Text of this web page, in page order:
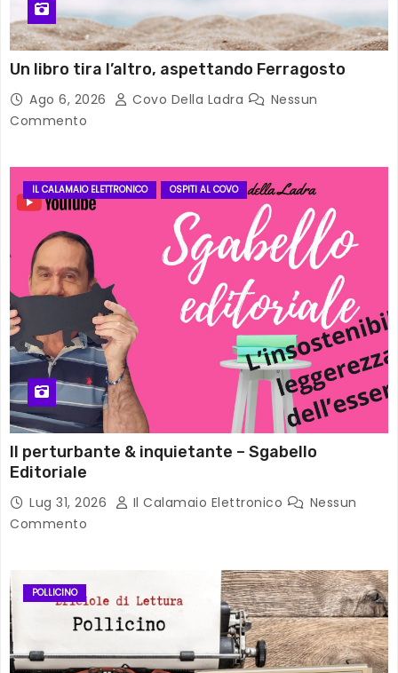
Un libro tira l’altro, aspettando Ferragosto
Ago 6, 2026 Covo Della Ladra
Nessun
Commento
IL CALAMAIO ELETTRONICO OSPITI AL COVO
Il perturbante & inquietante – Sgabello
Editoriale
Lug 31, 2026 Il Calamaio Elettronico
Nessun
Commento
POLLICINO